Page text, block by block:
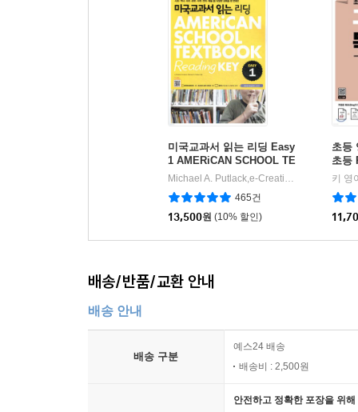
미국교과서 읽는 리딩 Easy
1 AMERiCAN SCHOOL TE
XTBOOK Reading KEY Michael A. Putlack,e-Creative Content 공저
|
465건
13,500원 (10% 할인)
초등
초등
키 영
배송/반품/교환 안내
배송 안내
배송 구분
예스24 배송
배송비 : 2,500원
안전하고 정확한 포장을 위